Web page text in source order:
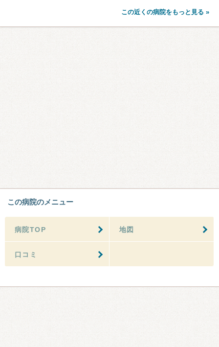
この近くの病院をもっと見る »
この病院のメニュー
病院TOP 地図
口コミ